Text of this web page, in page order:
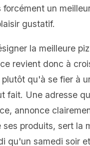
forcément un
gustatif.
la meilleure
revient donc à
qu'à se fier à
fait. Une adresse
annonce
ses produits, sert la
qu'un samedi soir